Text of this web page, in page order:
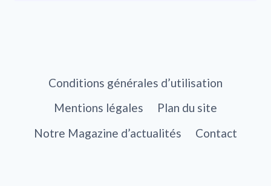
Conditions générales d’utilisation
Mentions légales
Plan du site
Notre Magazine d’actualités
Contact